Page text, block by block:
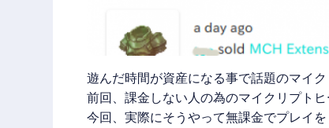
遊んだ時間が資産になる事で話題のマイク
前回、課金しない人の為のマイクリプトヒ
今回、実際にそうやって無課金でプレイ